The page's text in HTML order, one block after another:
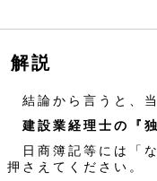
解説
結論から言うと、
建設業経理士の『
日商簿記等には「
押さえてください。